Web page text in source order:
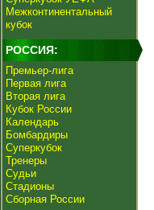
Межконтинентальный
кубок
РОССИЯ:
Премьер-лига
Первая лига
Вторая лига
Кубок России
Календарь
Бомбардиры
Суперкубок
Тренеры
Судьи
Стадионы
Сборная России